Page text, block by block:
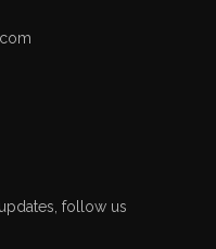
follow us